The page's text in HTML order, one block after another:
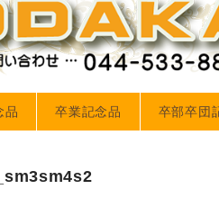
品 卒業記念品 卒部卒団